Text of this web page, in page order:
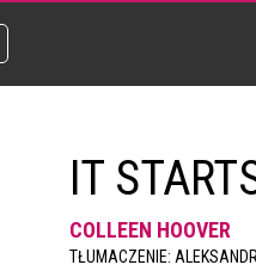
IT
COLLEEN HOOVER
TŁUMACZENIE: